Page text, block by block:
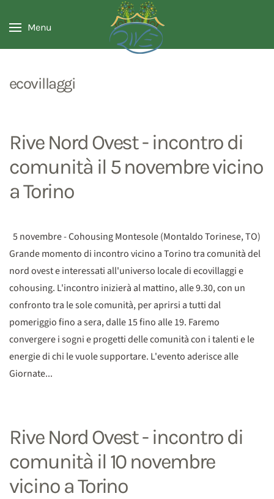
Menu
ecovillaggi
Rive Nord Ovest - incontro di
comunità il 5 novembre vicino
a Torino
5 novembre - Cohousing Montesole (Montaldo Torinese, TO)
Grande momento di incontro vicino a Torino tra comunità del
nord ovest e interessati all'universo locale di ecovillaggi e
cohousing. L'incontro inizierà al mattino, alle 9.30, con un
confronto tra le sole comunità, per aprirsi a tutti dal
pomeriggio fino a sera, dalle 15 fino alle 19. Faremo
convergere i sogni e progetti delle comunità con i talenti e le
energie di chi le vuole supportare. L'evento aderisce alle
Giornate...
Rive Nord Ovest - incontro di
comunità il 10 novembre
vicino a Torino